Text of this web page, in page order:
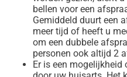
bellen voor een
Gemiddeld duurt een
meer tijd of heeft u
om een dubbele
personen ook altijd 2
Er is een mogelijkheid